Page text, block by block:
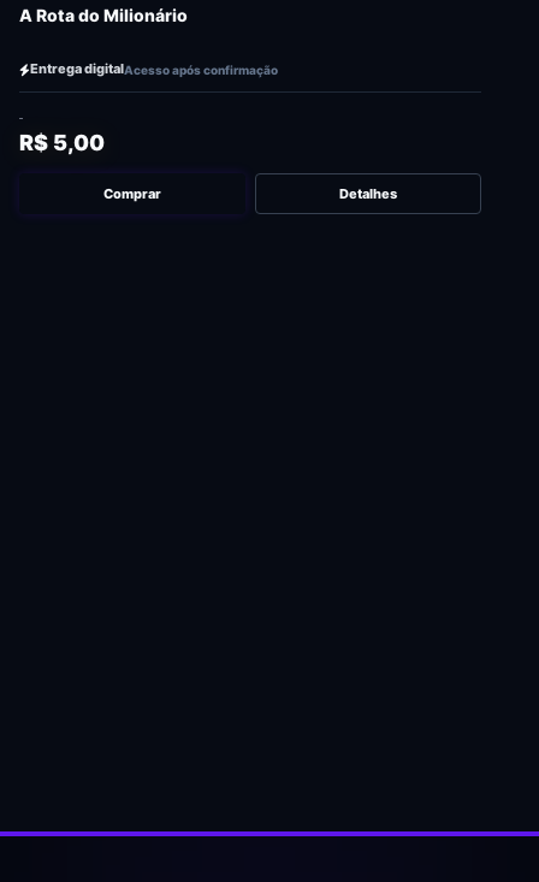
A Rota do Milionário
Entrega digitalAcesso após confirmação
R$ 5,00
Comprar Detalhes